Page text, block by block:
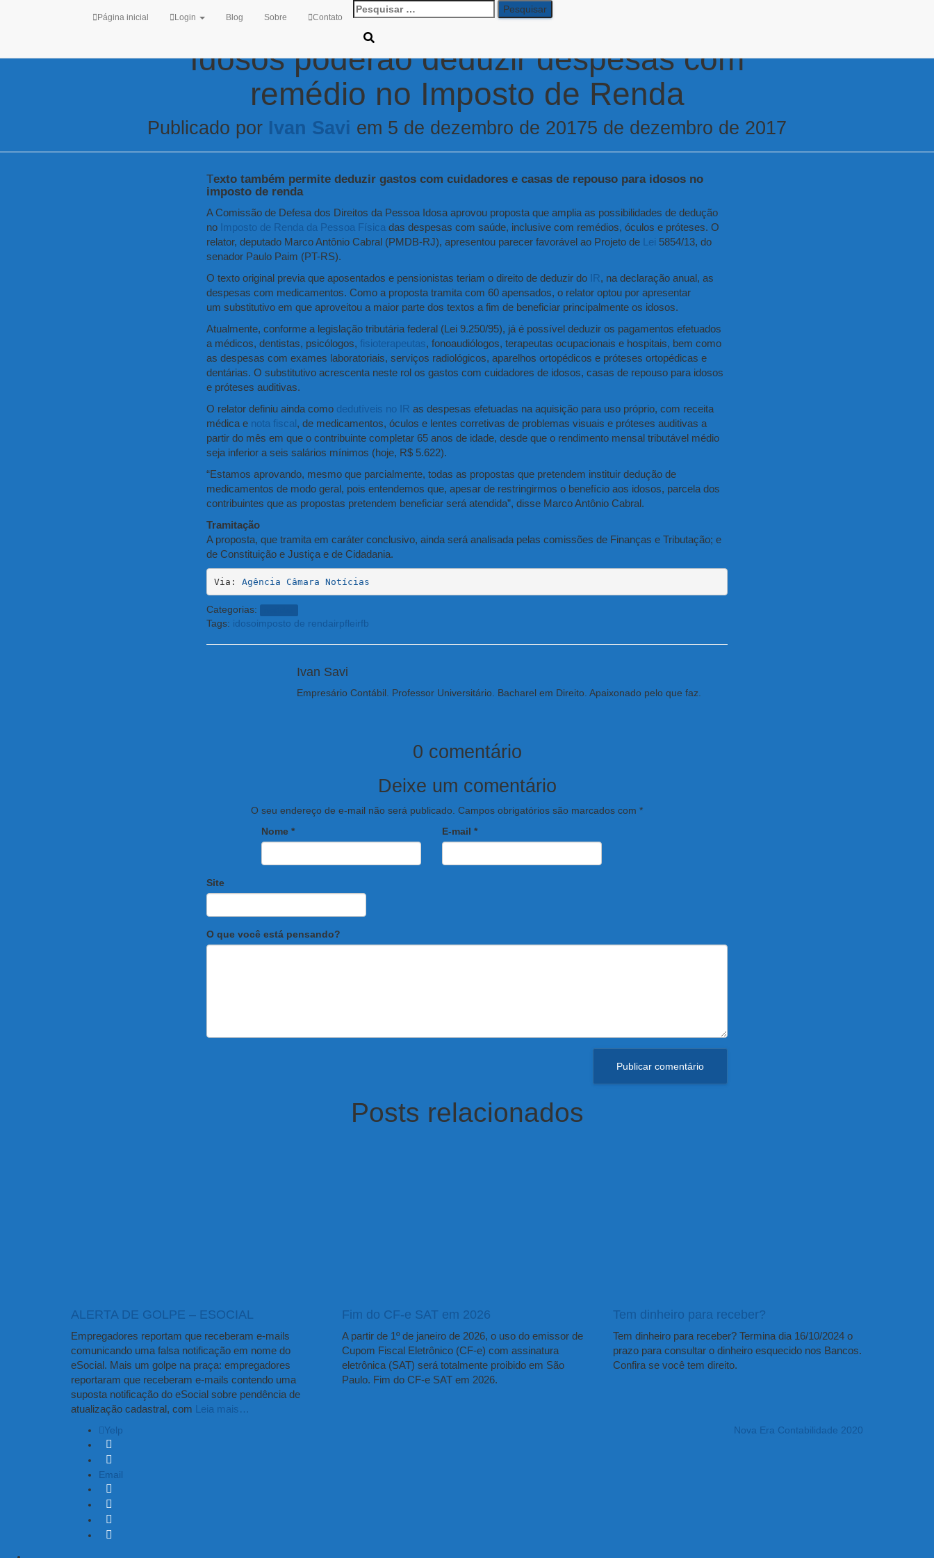
Página inicial Login Blog Sobre Contato
Pesquisar
por:
Idosos poderão deduzir despesas com
remédio no Imposto de Renda
Publicado por Ivan Savi em 5 de dezembro de 20175 de dezembro de 2017
Texto também permite deduzir gastos com cuidadores e casas de repouso para idosos no
imposto de renda
A Comissão de Defesa dos Direitos da Pessoa Idosa aprovou proposta que amplia as possibilidades de dedução
no Imposto de Renda da Pessoa Física das despesas com saúde, inclusive com remédios, óculos e próteses. O
relator, deputado Marco Antônio Cabral (PMDB-RJ), apresentou parecer favorável ao Projeto de Lei 5854/13, do
senador Paulo Paim (PT-RS).
O texto original previa que aposentados e pensionistas teriam o direito de deduzir do IR, na declaração anual, as
despesas com medicamentos. Como a proposta tramita com 60 apensados, o relator optou por apresentar
um substitutivo em que aproveitou a maior parte dos textos a fim de beneficiar principalmente os idosos.
Atualmente, conforme a legislação tributária federal (Lei 9.250/95), já é possível deduzir os pagamentos efetuados
a médicos, dentistas, psicólogos, fisioterapeutas, fonoaudiólogos, terapeutas ocupacionais e hospitais, bem como
as despesas com exames laboratoriais, serviços radiológicos, aparelhos ortopédicos e próteses ortopédicas e
dentárias. O substitutivo acrescenta neste rol os gastos com cuidadores de idosos, casas de repouso para idosos
e próteses auditivas.
O relator definiu ainda como dedutíveis no IR as despesas efetuadas na aquisição para uso próprio, com receita
médica e nota fiscal, de medicamentos, óculos e lentes corretivas de problemas visuais e próteses auditivas a
partir do mês em que o contribuinte completar 65 anos de idade, desde que o rendimento mensal tributável médio
seja inferior a seis salários mínimos (hoje, R$ 5.622).
“Estamos aprovando, mesmo que parcialmente, todas as propostas que pretendem instituir dedução de
medicamentos de modo geral, pois entendemos que, apesar de restringirmos o benefício aos idosos, parcela dos
contribuintes que as propostas pretendem beneficiar será atendida”, disse Marco Antônio Cabral.
Tramitação
A proposta, que tramita em caráter conclusivo, ainda será analisada pelas comissões de Finanças e Tributação; e
de Constituição e Justiça e de Cidadania.
Via: Agência Câmara Notícias
Categorias:
Tags: idosoimposto de rendairpfleirfb
Ivan Savi
Empresário Contábil. Professor Universitário. Bacharel em Direito. Apaixonado pelo que faz.
0 comentário
Deixe um comentário
O seu endereço de e-mail não será publicado. Campos obrigatórios são marcados com *
Nome * E-mail *
Site
O que você está pensando?
Posts relacionados
ALERTA DE GOLPE – ESOCIAL
Empregadores reportam que receberam e-mails
comunicando uma falsa notificação em nome do
eSocial. Mais um golpe na praça: empregadores
reportaram que receberam e-mails contendo uma
suposta notificação do eSocial sobre pendência de
atualização cadastral, com Leia mais…
Fim do CF-e SAT em 2026
A partir de 1º de janeiro de 2026, o uso do emissor de
Cupom Fiscal Eletrônico (CF-e) com assinatura
eletrônica (SAT) será totalmente proibido em São
Paulo. Fim do CF-e SAT em 2026.
Tem dinheiro para receber?
Tem dinheiro para receber? Termina dia 16/10/2024 o
prazo para consultar o dinheiro esquecido nos Bancos.
Confira se você tem direito.
Yelp
Email
Nova Era Contabilidade 2020